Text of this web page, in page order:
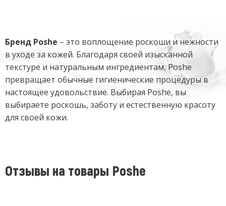
Бренд Poshe – это воплощение роскоши и нежности
в уходе за кожей. Благодаря своей изысканной
текстуре и натуральным ингредиентам, Poshe
превращает обычные гигиенические процедуры в
настоящее удовольствие. Выбирая Poshe, вы
выбираете роскошь, заботу и естественную красоту
для своей кожи.
Отзывы на товары Poshe